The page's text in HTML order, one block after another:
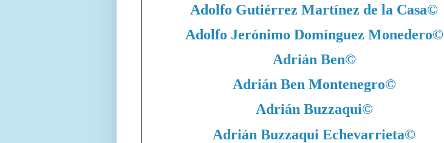
Adolfo Gutiérrez Martínez de la Casa©
Adolfo Jerónimo Domínguez Monedero©
Adrián Ben©
Adrián Ben Montenegro©
Adrián Buzzaqui©
Adrián Buzzaqui Echevarrieta©